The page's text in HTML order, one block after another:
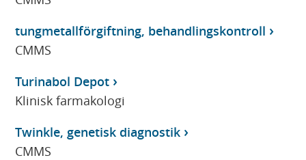
tungmetallförgiftning, behandlingskontroll
CMMS
Turinabol Depot
Klinisk farmakologi
Twinkle, genetisk diagnostik
CMMS